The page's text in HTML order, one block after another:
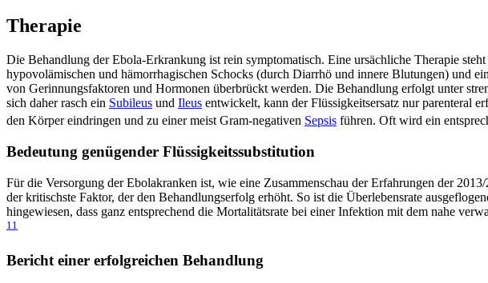
Therapie
Die Behandlung der Ebola-Erkrankung ist rein symptomatisch. Eine ursächliche Therapie
hypovolämischen und hämorrhagischen Schocks (durch Diarrhö und innere Blutungen) und
von Gerinnungsfaktoren und Hormonen überbrückt werden. Die Behandlung erfolgt unter
sich daher rasch ein Subileus und Ileus entwickelt, kann der Flüssigkeitsersatz nur parenteral
den Körper eindringen und zu einer meist Gram-negativen Sepsis führen. Oft wird ein
Bedeutung genügender Flüssigkeitssubstitution
Für die Versorgung der Ebolakranken ist, wie eine Zusammenschau der Erfahrungen der
der kritischste Faktor, der den Behandlungserfolg erhöht. So ist die Überlebensrate
hingewiesen, dass ganz entsprechend die Mortalitätsrate bei einer Infektion mit dem nahe
11
Bericht einer erfolgreichen Behandlung